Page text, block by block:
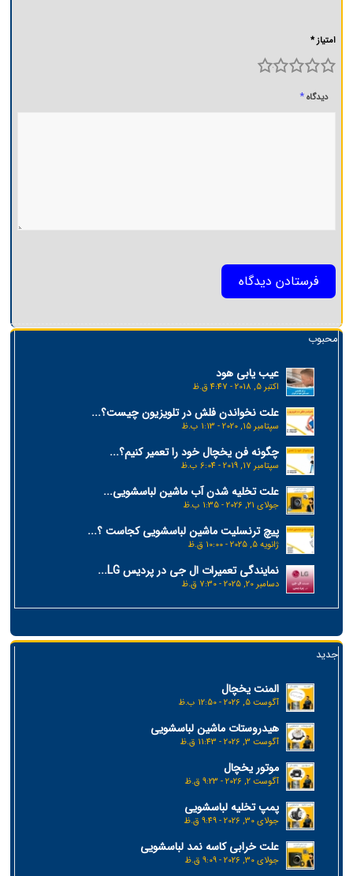
امتیاز *
4 3 2 1
دیدگاه*
محبوب
عیب یابی هود
اکتبر 5, 2018 - 4:47 ق.ظ
علت نخواندن فلش در تلویزیون چیست؟...
سپتامبر 15, 2020 - 1:13 ب.ظ
چگونه فن یخچال خود را تعمیر کنیم؟...
سپتامبر 17, 2019 - 6:04 ب.ظ
علت تخلیه شدن آب ماشین لباسشویی...
جولای 21, 2026 - 1:35 ب.ظ
پیچ ترنسلیت ماشین لباسشویی کجاست ؟...
ژانویه 5, 2025 - 10:00 ق.ظ
نمایندگی تعمیرات ال جی در پردیس LG...
دسامبر 20, 2025 - 7:30 ق.ظ
جدید
المنت یخچال
آگوست 5, 2026 - 12:50 ب.ظ
هیدروستات ماشین لباسشویی
آگوست 3, 2026 - 11:43 ق.ظ
موتور یخچال
آگوست 2, 2026 - 9:23 ق.ظ
پمپ تخلیه لباسشویی
جولای 30, 2026 - 9:49 ق.ظ
علت خرابی کاسه نمد لباسشویی
جولای 30, 2026 - 9:09 ق.ظ